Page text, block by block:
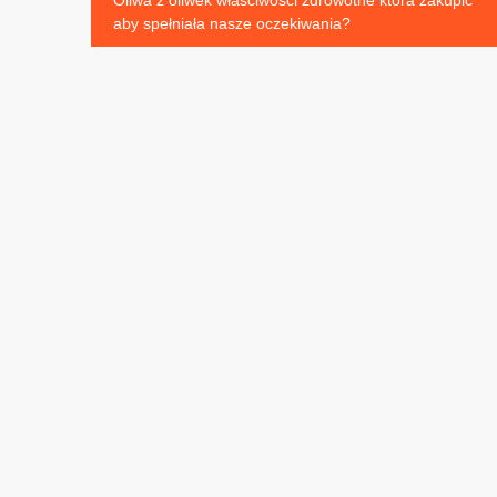
wpisu
aby spełniała nasze oczekiwania?